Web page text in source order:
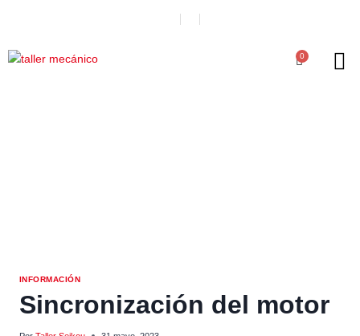
0
INFORMACIÓN
Sincronización del motor